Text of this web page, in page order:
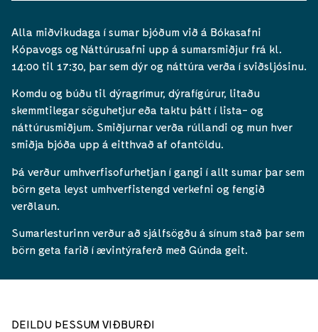
Alla miðvikudaga í sumar bjóðum við á Bókasafni
Kópavogs og Náttúrusafni upp á sumarsmiðjur frá kl.
14:00 til 17:30, þar sem dýr og náttúra verða í sviðsljósinu.
Komdu og búðu til dýragrímur, dýrafígúrur, litaðu
skemmtilegar söguhetjur eða taktu þátt í lista- og
náttúrusmiðjum. Smiðjurnar verða rúllandi og mun hver
smiðja bjóða upp á eitthvað af ofantöldu.
Þá verður umhverfisofurhetjan í gangi í allt sumar þar sem
börn geta leyst umhverfistengd verkefni og fengið
verðlaun.
Sumarlesturinn verður að sjálfsögðu á sínum stað þar sem
börn geta farið í ævintýraferð með Gúnda geit.
DEILDU ÞESSUM VIÐBURÐI